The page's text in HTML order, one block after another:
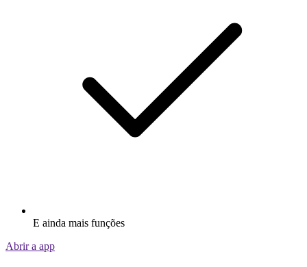
E ainda mais funções
Abrir a app